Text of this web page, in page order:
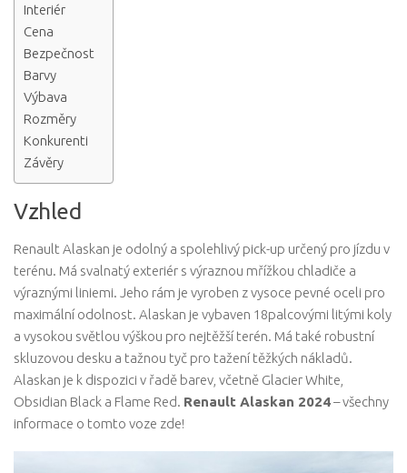
Interiér
Cena
Bezpečnost
Barvy
Výbava
Rozměry
Konkurenti
Závěry
Vzhled
Renault Alaskan je odolný a spolehlivý pick-up určený pro jízdu v
terénu. Má svalnatý exteriér s výraznou mřížkou chladiče a
výraznými liniemi. Jeho rám je vyroben z vysoce pevné oceli pro
maximální odolnost. Alaskan je vybaven 18palcovými litými koly
a vysokou světlou výškou pro nejtěžší terén. Má také robustní
skluzovou desku a tažnou tyč pro tažení těžkých nákladů.
Alaskan je k dispozici v řadě barev, včetně Glacier White,
Obsidian Black a Flame Red. Renault Alaskan 2024– všechny
informace o tomto voze zde!